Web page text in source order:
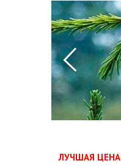
ЛУЧШАЯ ЦЕНА